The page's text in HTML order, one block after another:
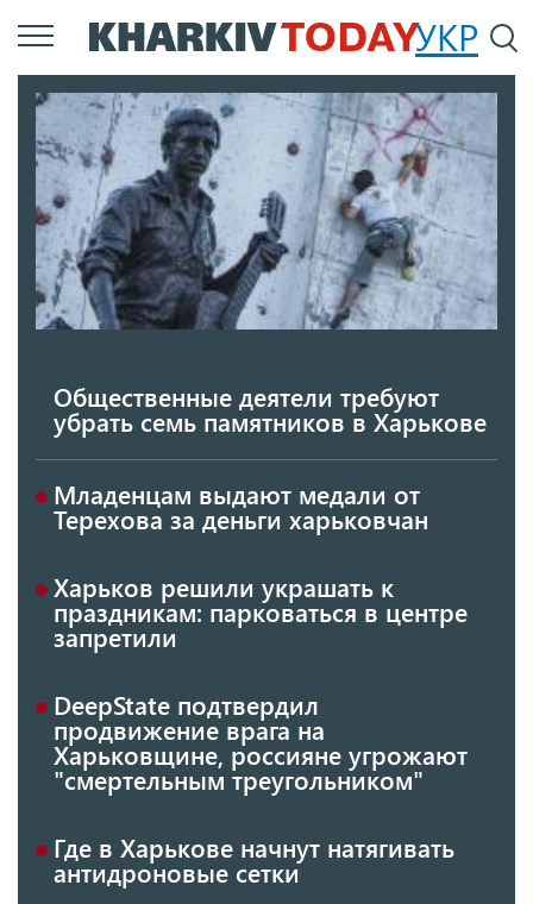
Перейти
к
содержанию
УКР
Общественные деятели требуют
убрать семь памятников в Харькове
Младенцам выдают медали от
Терехова за деньги харьковчан
Харьков решили украшать к
праздникам: парковаться в центре
запретили
DeepState подтвердил
продвижение врага на
Харьковщине, россияне угрожают
"смертельным треугольником"
Где в Харькове начнут натягивать
антидроновые сетки